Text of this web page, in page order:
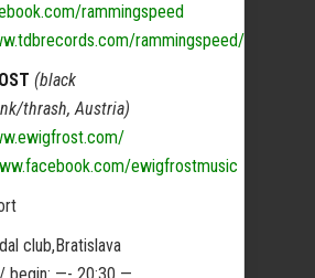
rammingspeed
rammingspeed/
(black
thrash, Austria)
ewigfrostmusic
club,Bratislava